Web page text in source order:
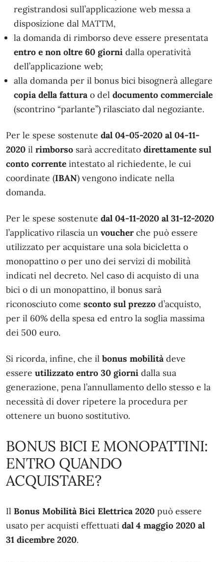
registrandosi sull’applicazione web messa a
disposizione dal MATTM,
la domanda di rimborso deve essere presentata
entro e non oltre 60 giorni dalla operatività
dell’applicazione web;
alla domanda per il bonus bici bisognerà allegare
copia della fattura o del documento commerciale
(scontrino “parlante”) rilasciato dal negoziante.
Per le spese sostenute dal 04-05-2020 al 04-11-
2020 il rimborso sarà accreditato direttamente sul
conto corrente intestato al richiedente, le cui
coordinate (IBAN) vengono indicate nella
domanda.
Per le spese sostenute dal 04-11-2020 al 31-12-2020
l’applicativo rilascia un voucherche può essere
utilizzato per acquistare una sola bicicletta o
monopattino o per uno dei servizi di mobilità
indicati nel decreto. Nel caso di acquisto di una
bici o di un monopattino, il bonus sarà
riconosciuto come sconto sul prezzo d’acquisto,
per il 60% della spesa ed entro la soglia massima
dei 500 euro.
Si ricorda, infine, che il bonus mobilità deve
essere utilizzato entro 30 giorni dalla sua
generazione, pena l’annullamento dello stesso e la
necessità di dover ripetere la procedura per
ottenere un buono sostitutivo.
BONUS BICI E MONOPATTINI:
ENTRO QUANDO
ACQUISTARE?
Il Bonus Mobilità Bici Elettrica 2020 può essere
usato per acquisti effettuati dal 4 maggio 2020 al
31 dicembre 2020.